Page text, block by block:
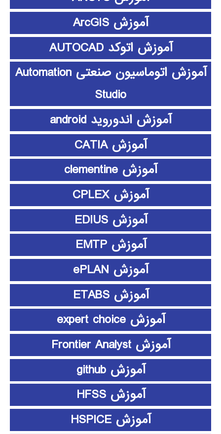
آموزش ArcGIS
آموزش اتوکد AUTOCAD
آموزش اتوماسیون صنعتی Automation
Studio
آموزش اندوروید android
آموزش CATIA
آموزش clementine
آموزش CPLEX
آموزش EDIUS
آموزش EMTP
آموزش ePLAN
آموزش ETABS
آموزش expert choice
آموزش Frontier Analyst
آموزش github
آموزش HFSS
آموزش HSPICE